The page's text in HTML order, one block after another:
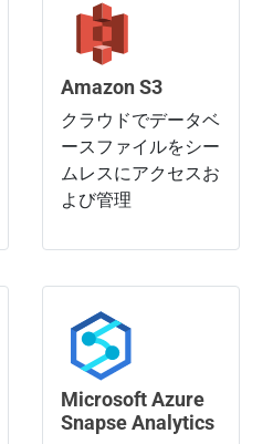
Amazon S3
クラウドでデータベ
ースファイルをシー
ムレスにアクセスお
よび管理
Microsoft Azure
Snapse Analytics